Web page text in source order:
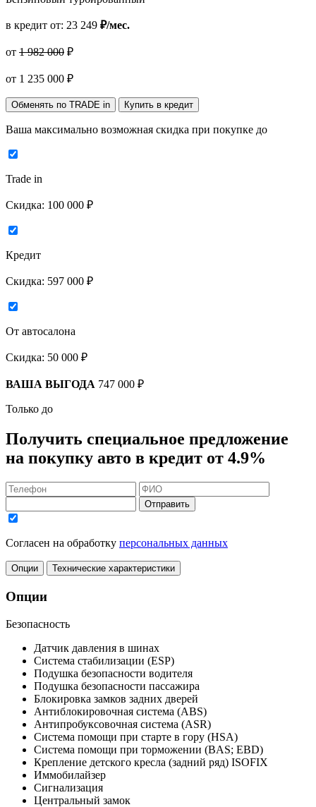
в кредит от: 23 249 ₽/мес.
от 1 982 000 ₽
от 1 235 000 ₽
Обменять по TRADE in Купить в кредит
Ваша максимально возможная скидка при покупке до
Trade in
Скидка: 100 000 ₽
Кредит
Скидка: 597 000 ₽
От автосалона
Скидка: 50 000 ₽
ВАША ВЫГОДА 747 000 ₽
Только до
Получить специальное предложение
на покупку авто в кредит от 4.9%
Отправить
Согласен на обработку персональных данных
Опции Технические характеристики
Опции
Безопасность
Датчик давления в шинах
Система стабилизации (ESP)
Подушка безопасности водителя
Подушка безопасности пассажира
Блокировка замков задних дверей
Антиблокировочная система (ABS)
Антипробуксовочная система (ASR)
Система помощи при старте в гору (HSA)
Система помощи при торможении (BAS; EBD)
Крепление детского кресла (задний ряд) ISOFIX
Иммобилайзер
Сигнализация
Центральный замок